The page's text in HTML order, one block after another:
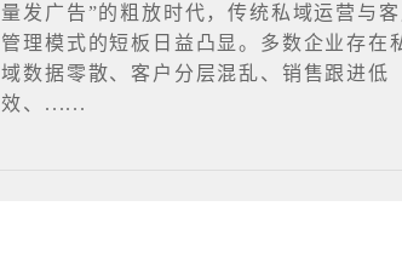
量发广告”的粗放时代，传统私域运营与客
管理模式的短板日益凸显。多数企业存在
域数据零散、客户分层混乱、销售跟进低
效、......